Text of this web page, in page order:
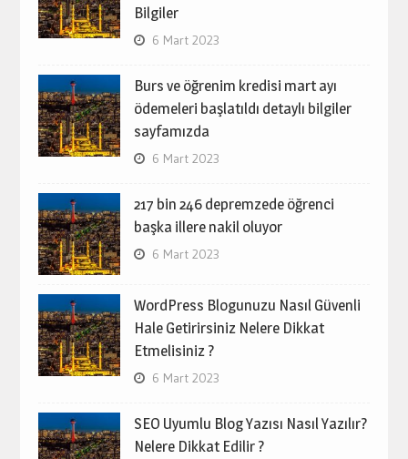
Bilgiler
6 Mart 2023
Burs ve öğrenim kredisi mart ayı
ödemeleri başlatıldı detaylı bilgiler
sayfamızda
6 Mart 2023
217 bin 246 depremzede öğrenci
başka illere nakil oluyor
6 Mart 2023
WordPress Blogunuzu Nasıl Güvenli
Hale Getirirsiniz Nelere Dikkat
Etmelisiniz ?
6 Mart 2023
SEO Uyumlu Blog Yazısı Nasıl Yazılır?
Nelere Dikkat Edilir ?